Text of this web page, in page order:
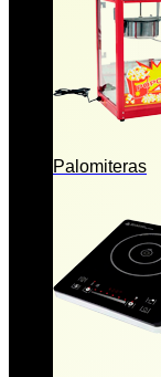
Palomiteras